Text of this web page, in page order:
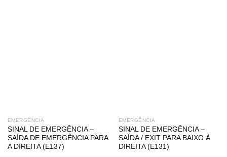
EMERGÊNCIA
SINAL DE EMERGÊNCIA –
SAÍDA DE EMERGÊNCIA PARA
A DIREITA (E137)
EMERGÊNCIA
SINAL DE EMERGÊNCIA –
SAÍDA / EXIT PARA BAIXO À
DIREITA (E131)